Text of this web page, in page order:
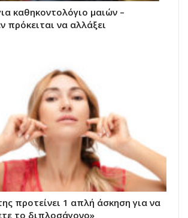
καθηκοντολόγιο μαιών –
πρόκειται να αλλάξει
προτείνει 1 απλή άσκηση για να
το διπλοσάγονο»